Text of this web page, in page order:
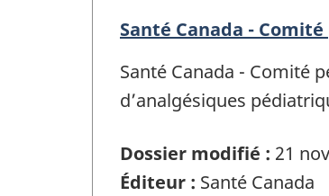
Santé Canada -
Santé Canada - Comité
d’analgésiques
Dossier modifié : 21
Éditeur : Santé Canada